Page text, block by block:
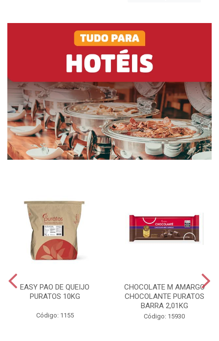
EASY PAO DE QUEIJO
PURATOS 10KG
Código: 1155
CHOCOLATE M AMARGO
CHOCOLANTE PURATOS
BARRA 2,01KG
Código: 15930